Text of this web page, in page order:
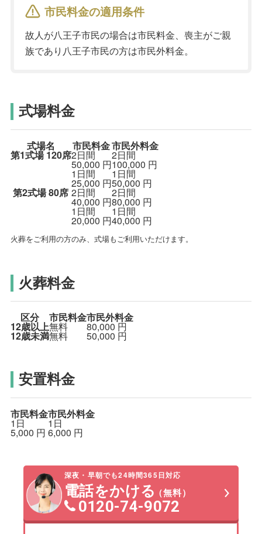
市民料金の適用条件
故人が八王子市民の場合は市民料金、喪主がご親
族であり八王子市民の方は市民外料金。
式場料金
式場名 市民料金市民外料金
第1式場 120席2日間
50,000 円
1日間
25,000 円
2日間
100,000 円
1日間
50,000 円
第2式場80席 2日間
40,000 円
1日間
20,000 円
2日間
80,000 円
1日間
40,000 円
火葬をご利用の方のみ、式場もご利用いただけます。
火葬料金
区分 市民料金市民外料金
12歳以上無料 80,000円
12歳未満無料 50,000 円
安置料金
市民料金市民外料金
1日
5,000 円
1日
6,000 円
深夜・早朝でも24時間365日対応
電話をかける（無料）
0120-74-9072